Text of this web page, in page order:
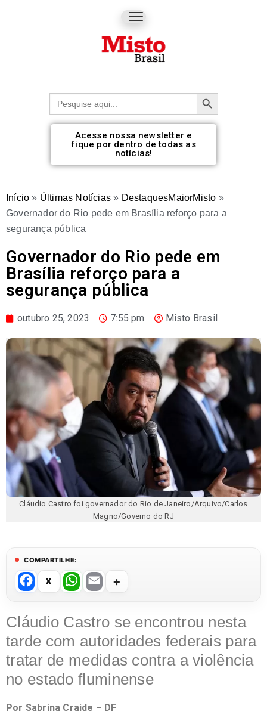
Procurar: Botão de pesquisa
Acesse nossa newsletter e
fique por dentro de todas as
notícias!
Início » Últimas Notícias » DestaquesMaiorMisto »
Governador do Rio pede em Brasília reforço para a
segurança pública
Governador do Rio pede em
Brasília reforço para a
segurança pública
outubro 25, 2023 7:55 pm Misto Brasil
Cláudio Castro foi governador do Rio de Janeiro/Arquivo/Carlos
Magno/Governo do RJ
COMPARTILHE:
F
a
c
e
b
o
k
W
h
at
s
A
p
E
ail
Cláudio Castro se encontrou nesta
tarde com autoridades federais para
tratar de medidas contra a violência
no estado fluminense
Por Sabrina Craide – DF